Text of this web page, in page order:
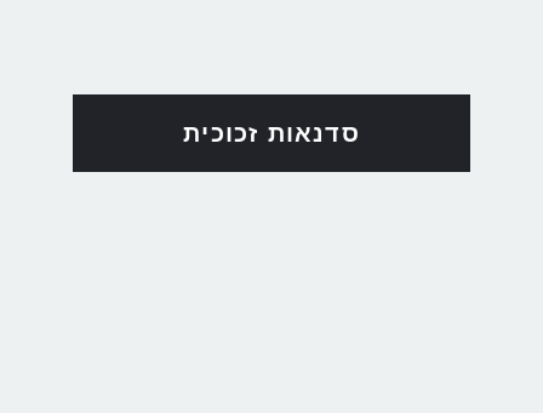
סדנאות זכוכית